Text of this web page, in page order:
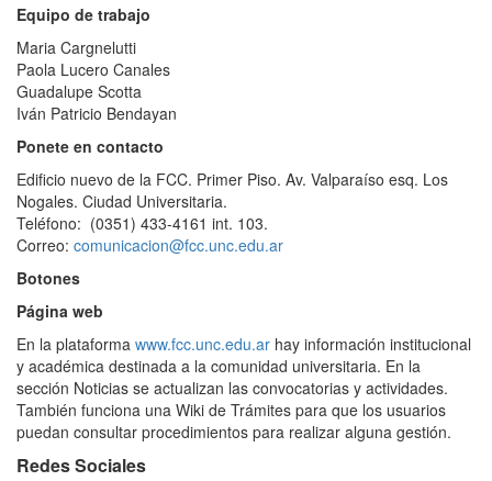
Equipo de trabajo
Maria Cargnelutti
Paola Lucero Canales
Guadalupe Scotta
Iván Patricio Bendayan
Ponete en contacto
Edificio nuevo de la FCC. Primer Piso. Av. Valparaíso esq. Los
Nogales. Ciudad Universitaria.
Teléfono: (0351) 433-4161 int. 103.
Correo: comunicacion@fcc.unc.edu.ar
Botones
Página web
En la plataforma www.fcc.unc.edu.ar hay información institucional
y académica destinada a la comunidad universitaria. En la
sección Noticias se actualizan las convocatorias y actividades.
También funciona una Wiki de Trámites para que los usuarios
puedan consultar procedimientos para realizar alguna gestión.
Redes Sociales